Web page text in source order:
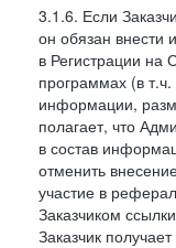
3.1.6. Если
он обязан
в Регистрации на
программах (в
информации,
полагает, что
в состав
отменить
участие в
Заказчиком
Заказчик